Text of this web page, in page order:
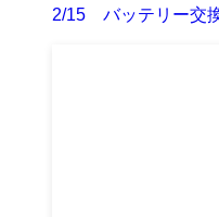
2/15 バッテリー交